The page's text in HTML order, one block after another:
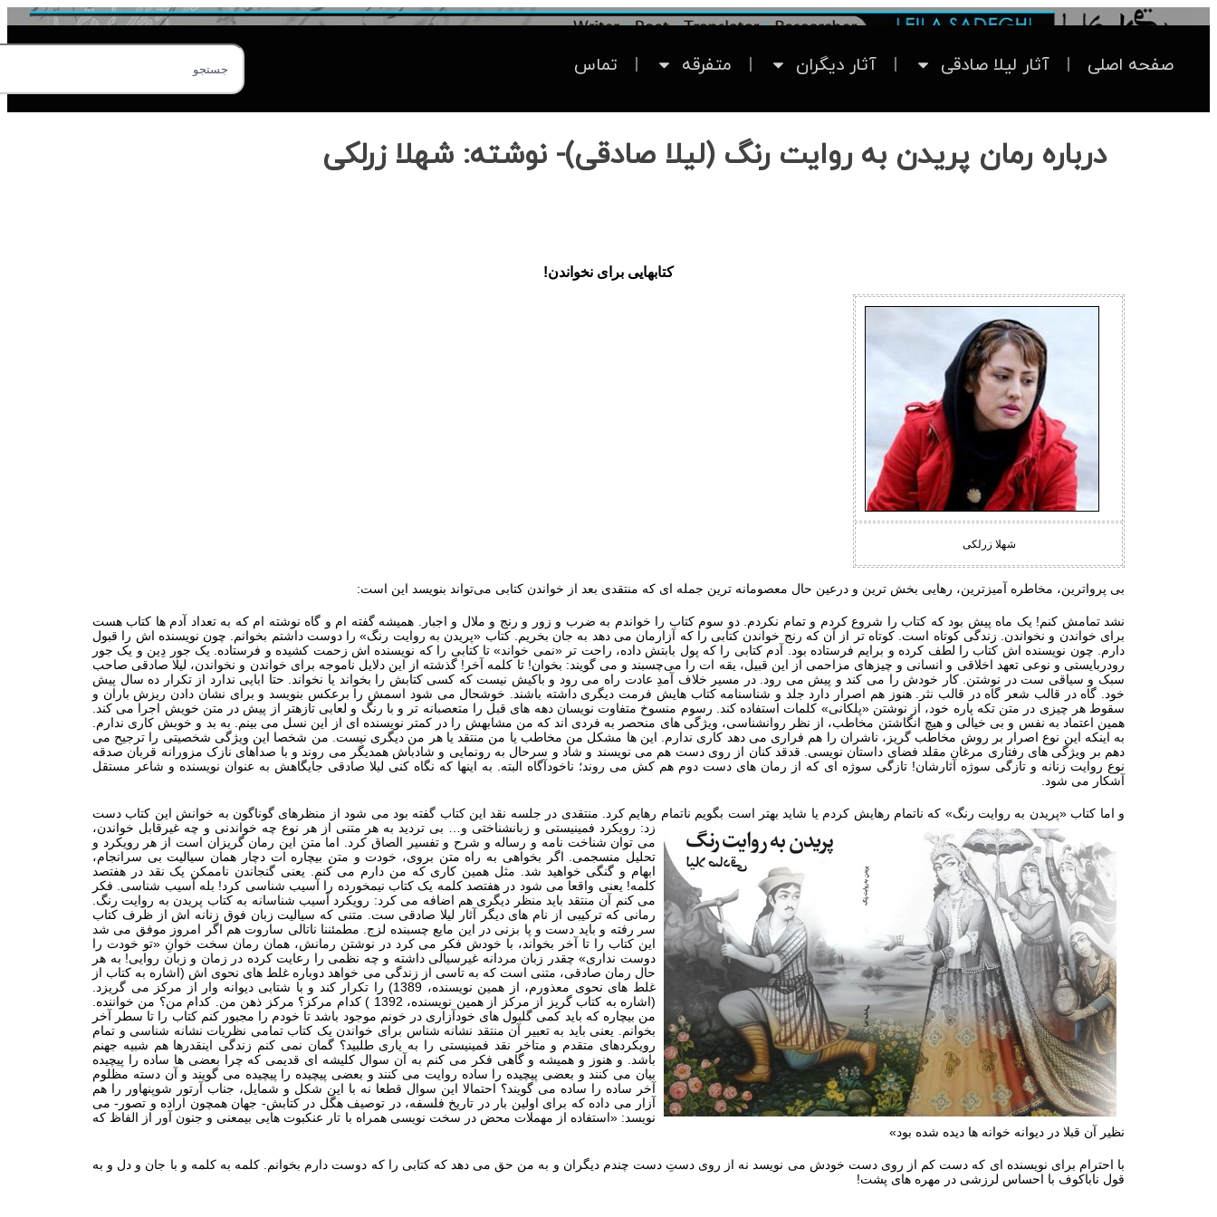
صفحه اصلی آثار لیلا صادقی آثار دیگران متفرقه تماس
درباره رمان پریدن به روایت رنگ (لیلا صادقی)- نوشته: شهلا زرلکی
کتاب‏هایی برای نخواندن!
شهلا زرلکی
بی پرواترین، مخاطره ‏آمیزترین، رهایی‏ بخش‏ ترین و درعین حال معصومانه‏ ترین جمله ‏ای که منتقدی بعد از خواندن کتابی میتواند بنویسد این است:
نشد تمامش کنم! یک ماه پیش بود که کتاب را شروع کردم و تمام نکردم. دو سوم کتاب را خواندم به ضرب و زور و رنج و ملال و اجبار. همیشه گفته ‏ام و گاه نوشته ‏ام که به تعداد آدم ‏ها کتاب هست
برای خواندن و نخواندن. زندگی کوتاه است. کوتاه ‏تر از آن که رنج خواندن کتابی را که آزارمان می ‏دهد به جان بخریم. کتاب «پریدن به روایت رنگ» را دوست داشتم بخوانم. چون نویسنده‏ اش را قبول
دارم. چون نویسنده ‏اش کتاب را لطف کرده و برایم فرستاده بود. آدم کتابی را که پول بابتش داده، راحت تر «نمی خواند» تا کتابی را که نویسنده ‏اش زحمت کشیده و فرستاده. یک جور دِین و یک جور
رودربایستی و نوعی تعهد اخلاقی و انسانی و چیزهای مزاحمی از این قبیل، یقه ‏ات را میچسبند و می گویند: بخوان! تا کلمه آخر! گذشته از این دلایل ناموجه برای خواندن و نخواندن، لیلا صادقی صاحب
سبک و سیاقی ست در نوشتن. کار خودش را می کند و پیش می رود. در مسیر خلاف ‏آمدِ عادت راه می رود و باکیش نیست که کسی کتابش را بخواند یا نخواند. حتا ابایی ندارد از تکرار ده سال پیش
خود. گاه در قالب شعر گاه در قالب نثر. هنوز هم اصرار دارد جلد و شناسنامه کتاب‏ هایش فرمت دیگری داشته باشند. خوشحال می‏ شود اسمش را برعکس بنویسد و برای نشان دادن ریزش باران و
سقوط هر چیزی در متن تکه پاره خود، از نوشتن «پلکانی» کلمات استفاده کند. رسوم منسوخ متفاوت ‏نویسان دهه ‏های قبل را متعصبانه ‏تر و با رنگ و لعابی تازه‏تر از پیش در متن خویش اجرا می‏ کند.
همین اعتماد به نفس و بی خیالی و هیچ انگاشتن مخاطب، از نظر روانشناسی، ویژگی‏ های منحصر به فردی ‏اند که من مشابهش را در کمتر نویسنده‏ ای از این نسل می‏ بینم. به بد و خوبش کاری ندارم.
به اینکه این نوع اصرار بر روش مخاطب‏ گریز، ناشران را هم فراری می‏ دهد کاری ندارم. این ها مشکل من مخاطب یا من منتقد یا هر من دیگری نیست. من شخصا این ویژگی شخصیتی را ترجیح می
دهم بر ویژگی ‏های رفتاری مرغان مقلد فضای داستان‏ نویسی. قدقد کنان از روی دست هم می نویسند و شاد و سرحال به رونمایی و شادباش همدیگر می‏ روند و با صداهای نازک مزورانه قربان صدقه
نوع روایت زنانه و تازگی سوژه آثارشان! تازگی سوژه ‏ای که از رمان ‏های دست دوم هم کش می‏ روند؛ ناخودآگاه البته. به اینها که نگاه کنی لیلا صادقی جایگاهش به عنوان نویسنده و شاعر مستقل
آشکار می شود.
و اما کتاب «پریدن به روایت رنگ» که ناتمام رهایش کردم یا شاید بهتر است بگویم ناتمام رهایم کرد. منتقدی در جلسه‏ نقد این کتاب گفته بود می شود از منظرهای گوناگون به خوانش این کتاب دست
زد: رویکرد فمینیستی و زبانشناختی و… بی تردید به هر متنی از هر نوع چه خواندنی و چه غیرقابل خواندن،
می توان شناخت نامه و رساله‏ و شرح و تفسیر الصاق کرد. اما متن این رمان گریزان است از هر رویکرد و
تحلیل منسجمی. اگر بخواهی به راه متن بروی، خودت و متن بیچاره‏ ات دچار همان سیالیت بی‏ سرانجام،
ابهام و گنگی خواهید شد. مثل همین کاری که من دارم می کنم. یعنی گنجاندن ناممکن یک نقد در هفتصد
کلمه! یعنی واقعا می شود در هفتصد کلمه یک کتاب نیم‏خورده را آسیب ‏شناسی کرد! بله آسیب‏ شناسی. فکر
می کنم آن منتقد باید منظر دیگری هم اضافه می‏ کرد: رویکرد آسیب‏ شناسانه به کتاب پریدن به روایت رنگ.
رمانی که ترکیبی از نام ‏های دیگر آثار لیلا صادقی ست. متنی که سیالیت زبان فوق زنانه ‏اش از ظرف کتاب
سر رفته و باید دست و پا بزنی در این مایع چسبنده لزج. مطمئننا ناتالی ساروت هم اگر امروز موفق می ‏شد
این کتاب را تا آخر بخواند، با خودش فکر می کرد در نوشتن رمانش، همان رمان سخت خوانِ «تو خودت را
دوست نداری» چقدر زبان مردانه غیرسیالی داشته و چه نظمی را رعایت کرده در زمان و زبان روایی! به هر
حال رمان صادقی، متنی است که به تاسی از زندگی می خواهد دوباره غلط‏ های نحوی ‏اش (اشاره به کتاب از
غلط‏ های نحوی معذورم، از همین نویسنده، 1389) را تکرار کند و با شتابی دیوانه‏ وار از مرکز می گریزد.
(اشاره به کتاب گریز از مرکز از همین نویسنده، 1392 ) کدام مرکز؟ مرکز ذهن من. کدام من؟ من خواننده.
من بیچاره که باید کمی گلبول های خودآزاری در خونم موجود باشد تا خودم را مجبور کنم کتاب را تا سطر آخر
بخوانم. یعنی باید به تعبیر آن منتقد نشانه‏ شناس برای خواندن یک کتاب تمامی نظریات نشانه‏ شناسی و تمام
رویکردهای متقدم و متاخر نقد فمینیستی را به یاری طلبید؟ گمان نمی‏ کنم زندگی اینقدرها هم شبیه جهنم
باشد. و هنوز و همیشه و گاهی فکر می ‏کنم به آن سوال کلیشه ‏ای قدیمی که چرا بعضی ‏ها ساده را پیچیده
بیان می ‏کنند و بعضی پیچیده را ساده روایت می کنند و بعضی پیچیده را پیچیده می گویند و آن دسته مظلوم
آخر ساده را ساده می گویند؟ احتمالا این سوال قطعا نه با این شکل و شمایل، جناب آرتور شوپنهاور را هم
آزار می داده که برای اولین بار در تاریخ فلسفه، در توصیف هگل در کتابش- جهان همچون اراده و تصور- می
نویسد: «استفاده از مهملات محض در سخت‏ نویسی همراه با تار عنکبوت‏ هایی بی‏معنی و جنون آور از الفاظ که
نظیر آن قبلا در دیوانه ‏خوانه‏ ها دیده شده بود»
با احترام برای نویسنده ‏ای که دست کم از روی دست خودش می نویسد نه از روی دستِ دست چندم دیگران و به من حق می دهد که کتابی را که دوست دارم بخوانم. کلمه به کلمه و با جان و دل و به
قول ناباکوف با احساس لرزشی در مهره ‏های پشت!